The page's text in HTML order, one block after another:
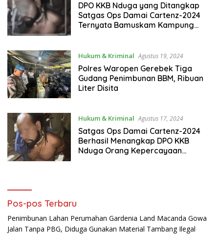
DPO KKB Nduga yang Ditangkap
Satgas Ops Damai Cartenz-2024
Ternyata Bamuskam Kampung
Hukum & Kriminal Agustus 19, 2024
Polres Waropen Gerebek Tiga
Gudang Penimbunan BBM, Ribuan
Liter Disita
Hukum & Kriminal Agustus 17, 2024
Satgas Ops Damai Cartenz-2024
Berhasil Menangkap DPO KKB
Nduga Orang Kepercayaan
Pos-pos Terbaru
Penimbunan Lahan Perumahan Gardenia Land Macanda Gowa
Jalan Tanpa PBG, Diduga Gunakan Material Tambang Ilegal